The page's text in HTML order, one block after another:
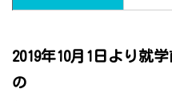
2019年10月1日より就
の